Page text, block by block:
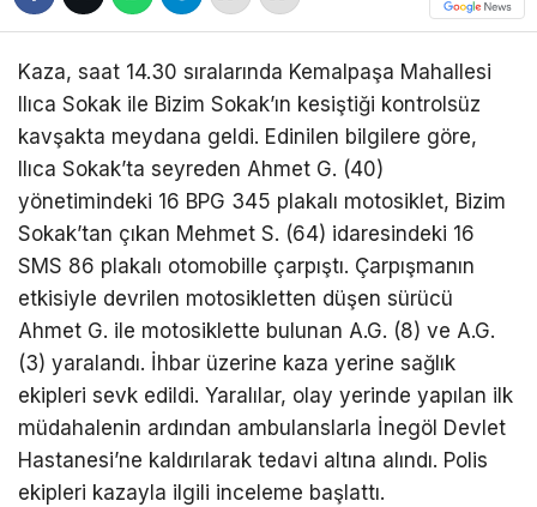
Kaza, saat 14.30 sıralarında Kemalpaşa Mahallesi
Ilıca Sokak ile Bizim Sokak’ın kesiştiği kontrolsüz
kavşakta meydana geldi. Edinilen bilgilere göre,
Ilıca Sokak’ta seyreden Ahmet G. (40)
yönetimindeki 16 BPG 345 plakalı motosiklet, Bizim
Sokak’tan çıkan Mehmet S. (64) idaresindeki 16
SMS 86 plakalı otomobille çarpıştı. Çarpışmanın
etkisiyle devrilen motosikletten düşen sürücü
Ahmet G. ile motosiklette bulunan A.G. (8) ve A.G.
(3) yaralandı. İhbar üzerine kaza yerine sağlık
ekipleri sevk edildi. Yaralılar, olay yerinde yapılan ilk
müdahalenin ardından ambulanslarla İnegöl Devlet
Hastanesi’ne kaldırılarak tedavi altına alındı. Polis
ekipleri kazayla ilgili inceleme başlattı.